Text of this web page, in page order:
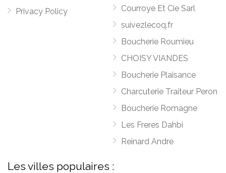
Privacy Policy
Courroye Et Cie Sarl
suivezlecoq.fr
Boucherie Roumieu
CHOISY VIANDES
Boucherie Plaisance
Charcuterie Traiteur Peron
Boucherie Romagne
Les Freres Dahbi
Reinard Andre
Les villes populaires :